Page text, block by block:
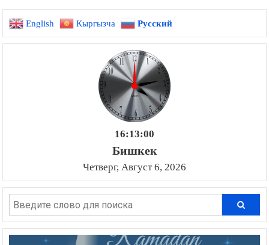
English Кыргызча Русский
16:13:01
Бишкек
Четверг, Август 6, 2026